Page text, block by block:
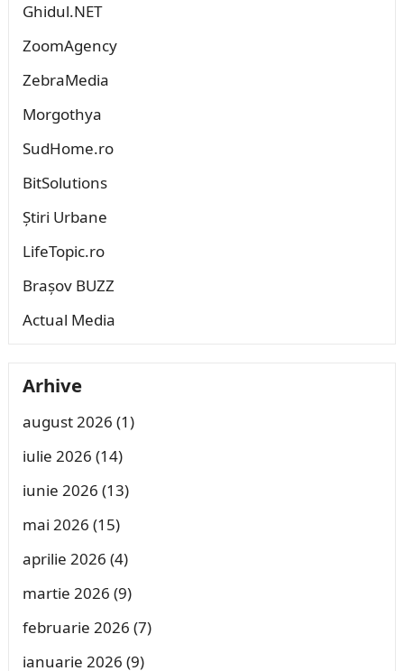
Ghidul.NET
ZoomAgency
ZebraMedia
Morgothya
SudHome.ro
BitSolutions
Știri Urbane
LifeTopic.ro
Brașov BUZZ
Actual Media
Arhive
august 2026 (1)
iulie 2026 (14)
iunie 2026 (13)
mai 2026 (15)
aprilie 2026 (4)
martie 2026 (9)
februarie 2026 (7)
ianuarie 2026 (9)